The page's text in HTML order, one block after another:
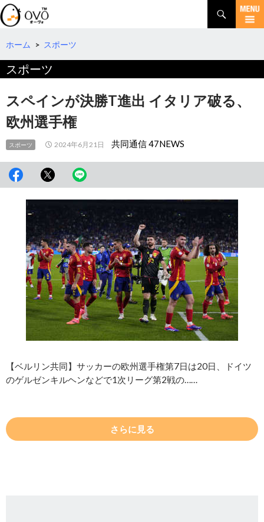
検
索
コ
テ
へ
動
ホーム > スポーツ
スポーツ
スペインが決勝T進出 イタリア破る、
欧州選手権
スポーツ 2024年6月21日 共同通信 47NEWS
【ベルリン共同】サッカーの欧州選手権第7日は20日、ドイツ
のゲルゼンキルヘンなどで1次リーグ第2戦の……
さらに見る